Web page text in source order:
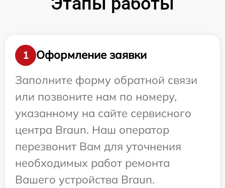
1
Оформление заявки
Заполните форму обратной связи
или позвоните нам по номеру,
указанному на сайте сервисного
центра Braun. Наш оператор
перезвонит Вам для уточнения
необходимых работ ремонта
Вашего устройства Braun.